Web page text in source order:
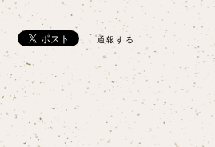
通報する